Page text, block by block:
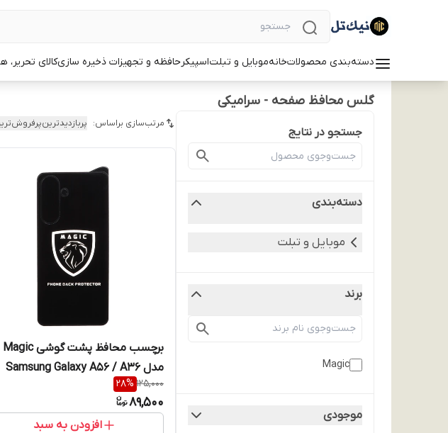
دسته‌بندی محصولاتخانهموبایل و تبلتاسپیکرحافظه و تجهیزات ذخیره سازیکالای
گلس محافظ صفحه - سرامیکی
جستجو در نتایج
دسته‌بندی
موبایل و تبلت
برند
Magic
موجودی
مرتب‌سازی براساس: پربازدیدترین
برچسب محافظ پشت گوشی Magic
مدل Samsung Galaxy A56 / A36
125,000
28%
89,500
افزودن به سبد